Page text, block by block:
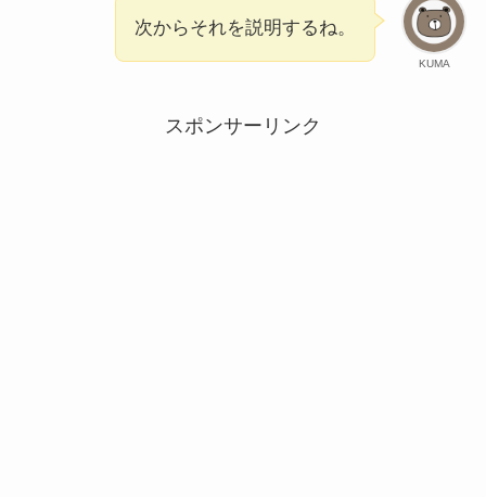
KUMA
次からそれを説明するね。
スポンサーリンク